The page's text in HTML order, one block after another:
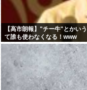
【高市朗報】"チー牛"とかい
て誰も使わなくなる！www